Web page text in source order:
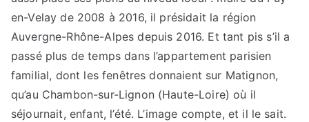
en-Velay de 2008 à 2016, il présidait la région
Auvergne-Rhône-Alpes depuis 2016. Et tant pis s’il a
passé plus de temps dans l’appartement parisien
familial, dont les fenêtres donnaient sur Matignon,
qu’au Chambon-sur-Lignon (Haute-Loire) où il
séjournait, enfant, l’été. L’image compte, et il le sait.